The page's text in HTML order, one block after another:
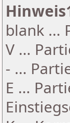
blank ...
V ...
- ...
E ...